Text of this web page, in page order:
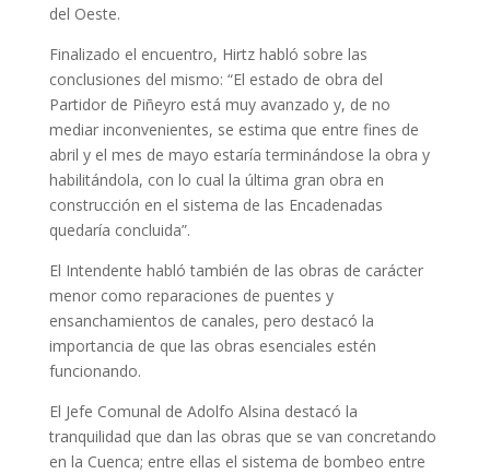
del Oeste.
Finalizado el encuentro, Hirtz habló sobre las
conclusiones del mismo: “El estado de obra del
Partidor de Piñeyro está muy avanzado y, de no
mediar inconvenientes, se estima que entre fines de
abril y el mes de mayo estaría terminándose la obra y
habilitándola, con lo cual la última gran obra en
construcción en el sistema de las Encadenadas
quedaría concluida”.
El Intendente habló también de las obras de carácter
menor como reparaciones de puentes y
ensanchamientos de canales, pero destacó la
importancia de que las obras esenciales estén
funcionando.
El Jefe Comunal de Adolfo Alsina destacó la
tranquilidad que dan las obras que se van concretando
en la Cuenca; entre ellas el sistema de bombeo entre